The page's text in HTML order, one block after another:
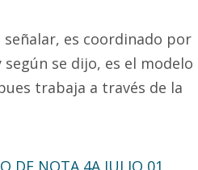
señalar, es coordinado por
según se dijo, es el modelo
trabaja a través de la